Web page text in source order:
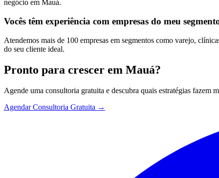
negócio em Mauá.
Vocês têm experiência com empresas do meu
Atendemos mais de 100 empresas em segmentos como varejo,
do seu cliente ideal.
Pronto para crescer em Mauá?
Agende uma consultoria gratuita e descubra quais estratégias fazem
Agendar Consultoria Gratuita →